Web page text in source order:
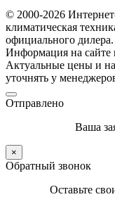
© 2000-2026
климатическая
официального дилера.
Информация на сайте
Актуальные цены и
уточнять у
Отправлено
Ваша
×
Обратный звонок
Оставьте